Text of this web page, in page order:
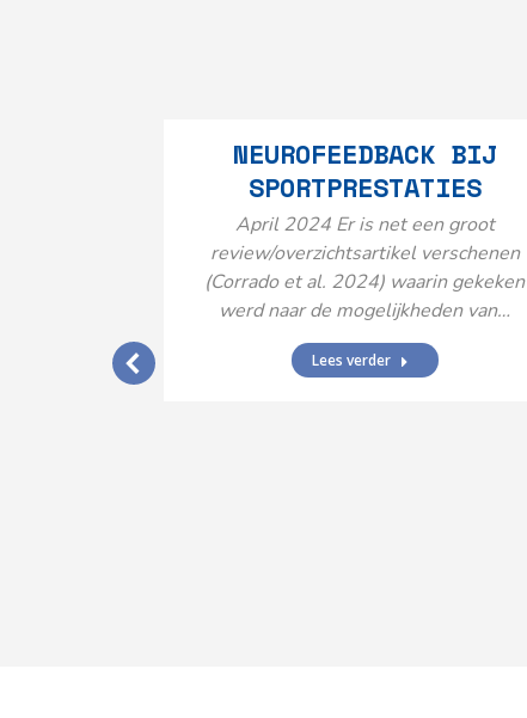
NEUROFEEDBACK BIJ
SPORTPRESTATIES
April 2024 Er is net een groot
review/overzichtsartikel verschenen
(Corrado et al. 2024) waarin gekeken
werd naar de mogelijkheden van…
Lees verder